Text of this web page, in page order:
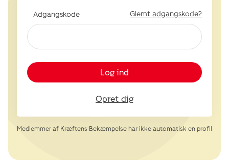
Adgangskode Glemt adgangskode?
Log ind
Opret dig
Medlemmer af Kræftens Bekæmpelse har ikke automatisk en profil